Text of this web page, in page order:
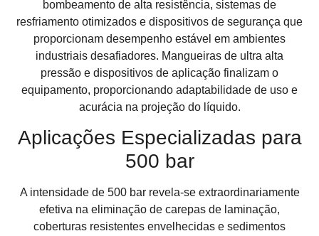
bombeamento de alta resistência, sistemas de
resfriamento otimizados e dispositivos de segurança que
proporcionam desempenho estável em ambientes
industriais desafiadores. Mangueiras de ultra alta
pressão e dispositivos de aplicação finalizam o
equipamento, proporcionando adaptabilidade de uso e
acurácia na projeção do líquido.
Aplicações Especializadas para
500 bar
A intensidade de 500 bar revela-se extraordinariamente
efetiva na eliminação de carepas de laminação,
coberturas resistentes envelhecidas e sedimentos